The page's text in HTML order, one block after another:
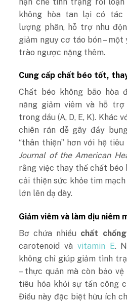
không hòa tan lại có tác
lượng phân, hỗ trợ nhu
giảm nguy cơ táo bón –
trào ngược nặng thêm.
Cung cấp chất béo tốt,
Chất béo không bão hòa
năng giảm viêm và hỗ
trong dầu (A, D, E, K). Khác
chiên rán dễ gây đầy
“thân thiện” hơn với hệ
Journal of the American
rằng việc thay thế chất béo
cải thiện sức khỏe tim
lớn lên dạ dày.
Giảm viêm và làm dịu niêm
Bơ chứa nhiều chất
carotenoid và vitamin E.
không chỉ giúp giảm tình
– thực quản mà còn bảo
tiêu hóa khỏi sự tấn công
Điều này đặc biệt hữu ích